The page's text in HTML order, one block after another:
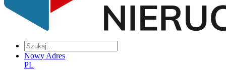
Nowy Adres
PL